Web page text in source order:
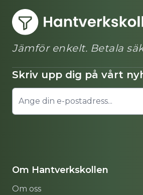
Jämför enkelt. Betala
Skriv upp dig på vårt
Om Hantverkskollen
Om oss